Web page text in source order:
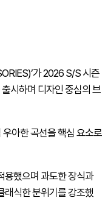
)’가 2026 S/S 시즌
출시하며 디자인 중심의 브
아한 곡선을 핵심 요소로
용했으며 과도한 장식과
래식한 분위기를 강조했